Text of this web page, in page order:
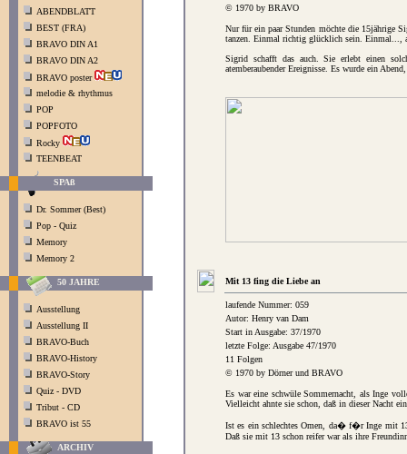
ABENDBLATT
BEST (FRA)
BRAVO DIN A1
BRAVO DIN A2
BRAVO poster
melodie & rhythmus
POP
POPFOTO
Rocky
TEENBEAT
SPAß
Dr. Sommer (Best)
Pop - Quiz
Memory
Memory 2
50 JAHRE
Ausstellung
Ausstellung II
BRAVO-Buch
BRAVO-History
BRAVO-Story
Quiz - DVD
Tribut - CD
BRAVO ist 55
ARCHIV
© 1970 by BRAVO
Nur für ein paar Stunden möchte die 15jährige
tanzen. Einmal richtig glücklich sein. Einmal...,
Sigrid schafft das auch. Sie erlebt einen
atemberaubender Ereignisse. Es wurde ein
Mit 13 fing die Liebe an
laufende Nummer: 059
Autor: Henry van Dam
Start in Ausgabe: 37/1970
letzte Folge: Ausgabe 47/1970
11 Folgen
© 1970 by Dörner und BRAVO
Es war eine schwüle Sommernacht, als Inge
Vielleicht ahnte sie schon, daß in dieser Nacht
Ist es ein schlechtes Omen, da� f�r Inge mit
Daß sie mit 13 schon reifer war als ihre